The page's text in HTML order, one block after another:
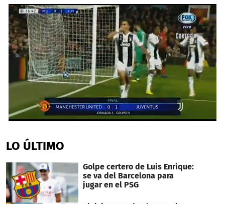
of
1
16
seconds
LO ÚLTIMO
Golpe certero de Luis Enrique:
se va del Barcelona para
jugar en el PSG